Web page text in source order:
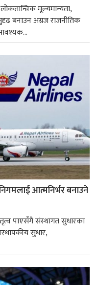
लोकतान्त्रिक मूल्यमान्यता,
बनाउन अग्रज राजनीतिक
आत्मनिर्भर बनाउने
पाएसँगै संस्थागत सुधारका
सुधार,